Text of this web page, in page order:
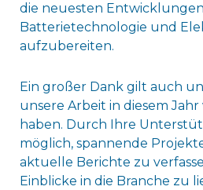
die neuesten
Batterietechnologie und
aufzubereiten.
Ein großer Dank gilt auch
unsere Arbeit in diesem
haben. Durch Ihre
möglich, spannende
aktuelle Berichte zu
Einblicke in die Branche zu